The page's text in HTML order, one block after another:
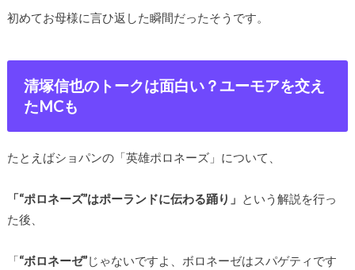
初めてお母様に言ひ返した瞬間だったそうです。
清塚信也のトークは面白い？ユーモアを交え
たMCも
たとえばショパンの「英雄ポロネーズ」について、
「“ポロネーズ”はポーランドに伝わる踊り」 という解説を行っ
た後、
「“ボロネーゼ”じゃないですよ、ボロネーゼはスパゲティです